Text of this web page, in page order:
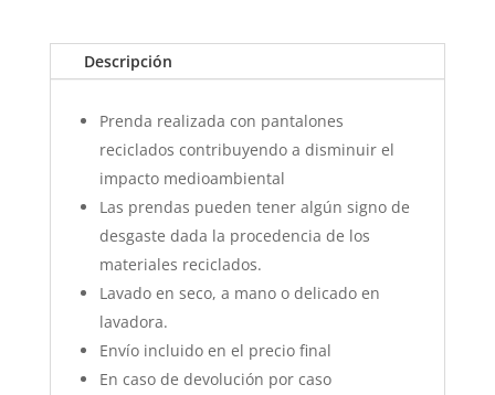
Descripción
Prenda realizada con pantalones
reciclados contribuyendo a disminuir el
impacto medioambiental
Las prendas pueden tener algún signo de
desgaste dada la procedencia de los
materiales reciclados.
Lavado en seco, a mano o delicado en
lavadora.
Envío incluido en el precio final
En caso de devolución por caso